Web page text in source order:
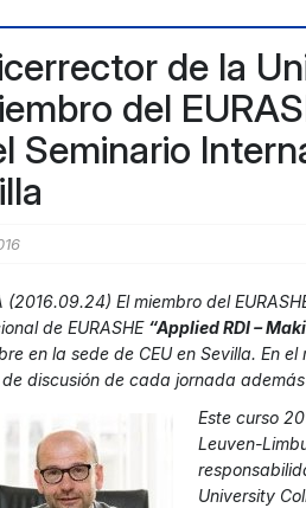
de la
del
Seminario
(2016.09.24) El miembro del
de EURASHE “Applied RDI –
en la sede de CEU en Sevilla. En
discusión de cada jornada
Este curso
Leuven-
University